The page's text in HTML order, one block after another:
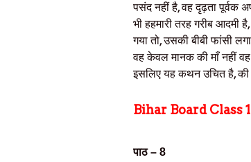
पसंद नहीं है, वह दृढ़ता पूर्वक
भी हहमारी तरह गरीब आदमी
गया तो, उसकी बीबी फांसी
वह केवल मानक की माँ नहीं
इसलिए यह कथन उचित है, की
Bihar Board Class
पाठ – 8